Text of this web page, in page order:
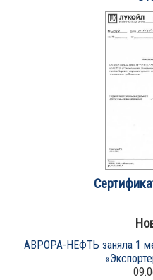
АВРОРА-НЕФТЬ заняла 1